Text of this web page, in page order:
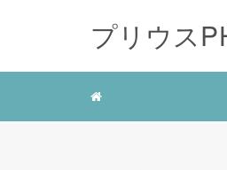
プリウス